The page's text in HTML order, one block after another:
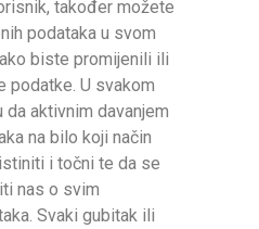
također možete
podataka u svom
biste promijenili ili
podatke. U svakom
da aktivnim davanjem
na bilo koji način
i točni te da se
nas o svim
Svaki gubitak ili